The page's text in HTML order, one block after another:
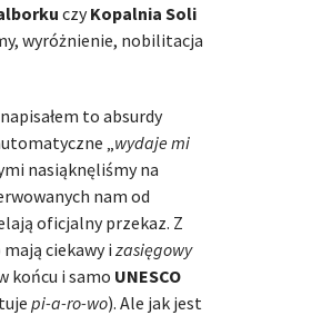
czyKopalnia Soli
wyróżnienie, nobilitacja
to absurdy
„ wydaje mi
nasiąknęliśmy na
nam od
oficjalny przekaz. Z
ciekawy i zasięgowy
końcu i samo UNESCO
pi-a-ro-wo). Ale jak jest